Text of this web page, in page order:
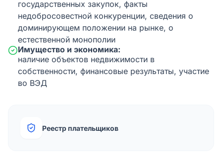
государственных закупок, факты
недобросовестной конкуренции, сведения о
доминирующем положении на рынке, о
естественной монополии
Имущество и экономика:
наличие объектов недвижимости в
собственности, финансовые результаты, участие
во ВЭД
Реестр плательщиков